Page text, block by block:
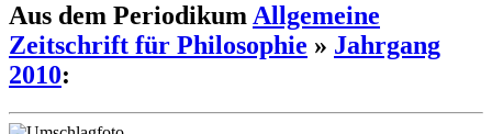
Aus dem PeriodikumAllgemeine
Zeitschrift für Philosophie » Jahrgang
2010: